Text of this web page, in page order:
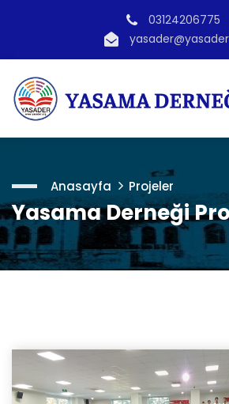
03124206775
Anasayfa Projeler
Yasama Derneği